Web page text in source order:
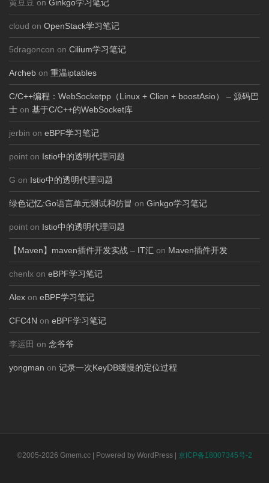
黄豆豆 on Ginkgo学习笔记
cloud on OpenStack学习笔记
5dragoncon on Cilium学习笔记
Archeb on 重温iptables
C/C++编程：WebSocketpp（Linux + Clion + boostAsio） – 源码巴
士 on 基于C/C++的WebSocket库
jerbin on eBPF学习笔记
point on Istio中的透明代理问题
G on Istio中的透明代理问题
绿色记忆:Go语言单元测试和仿冒 on Ginkgo学习笔记
point on Istio中的透明代理问题
【Maven】maven插件开发实战 – IT汇 on Maven插件开发
chenlx on eBPF学习笔记
Alex on eBPF学习笔记
CFC4N on eBPF学习笔记
李运田 on 念爷爷
yongman on 记录一次KeyDB缓慢的定位过程
©2005-2026 Gmem.cc | Powered by WordPress | 京ICP备18007345号-2